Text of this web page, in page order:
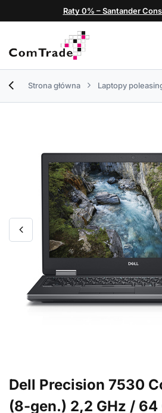
Raty 0% – Santander
Strona główna Laptopy
Dell Precision 7530
(8-gen.) 2,2 GHz / 64